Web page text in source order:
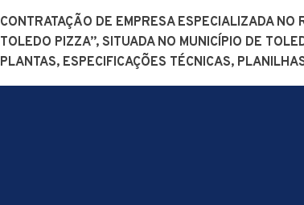
Home
CONTRATAÇÃO DE EMPRESA ESPECIALIZADA
TOLEDO PIZZA”, SITUADA NO MUNICÍPIO DE
PLANTAS, ESPECIFICAÇÕES TÉCNICAS,